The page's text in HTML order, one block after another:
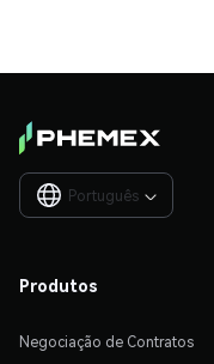
Português 
Produtos
Negociação de Contratos